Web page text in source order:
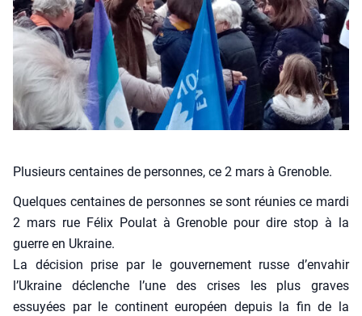
Plusieurs centaines de personnes, ce 2 mars à Grenoble.
Quelques cen­taines de per­sonnes se sont réunies ce mar­di
2 mars rue Félix Pou­lat à Gre­noble pour dire stop à la
guerre en Ukraine.
La déci­sion prise par le gou­ver­ne­ment russe d’envahir
l’Ukraine déclenche l’une des crises les plus graves
essuyées par le conti­nent euro­péen depuis la fin de la